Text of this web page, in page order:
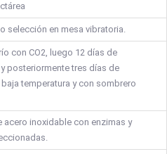
selección en mesa vibratoria.
con CO2, luego 12 días de
posteriormente tres días de
temperatura y con sombrero
acero inoxidable con enzimas y